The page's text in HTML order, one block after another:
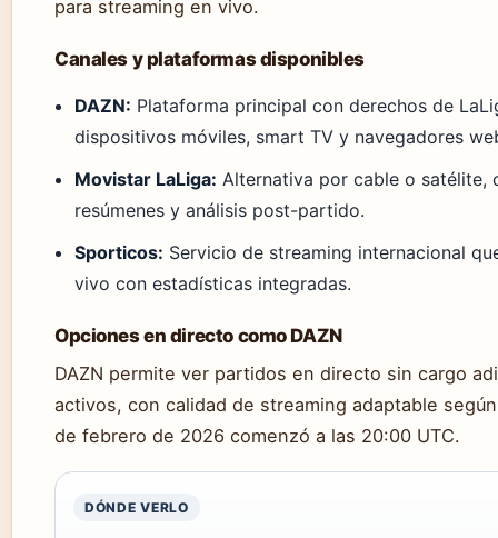
para streaming en vivo.
Canales y plataformas disponibles
DAZN: Plataforma principal con derechos de
dispositivos móviles, smart TV y navegadores
Movistar LaLiga: Alternativa por cable o satélite,
resúmenes y análisis post-partido.
Sporticos: Servicio de streaming internacional
vivo con estadísticas integradas.
Opciones en directo como DAZN
DAZN permite ver partidos en directo sin cargo
activos, con calidad de streaming adaptable
de febrero de 2026 comenzó a las 20:00 UTC.
DÓNDE VERLO